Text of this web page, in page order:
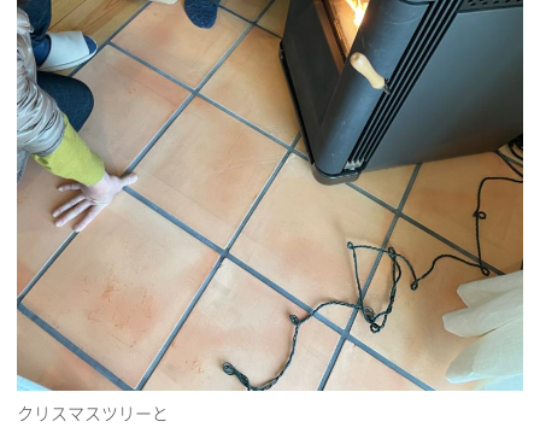
クリスマスツリーと